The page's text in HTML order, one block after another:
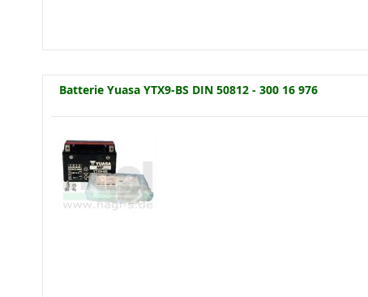
Batterie Yuasa YTX9-BS DIN 50812 - 300 16 976